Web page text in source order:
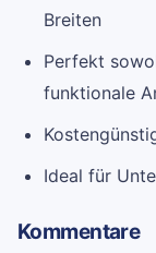
Breiten
Perfekt
funktionale
Ideal für
Kommentare